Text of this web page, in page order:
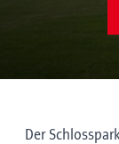
Der